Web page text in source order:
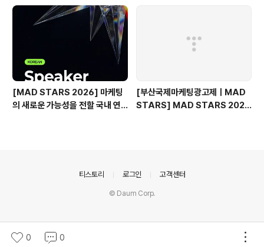
[MAD STARS 2026] 마케팅
의 새로운 가능성을 전할 국내 연
[부산국제마케팅광고제ㅣMAD
STARS] MAD STARS 2025
0 0
티스토리 로그인 고객센터
© Daum Corp.